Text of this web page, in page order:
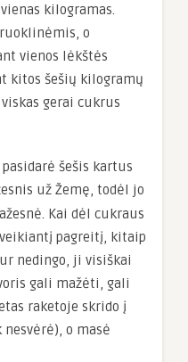
kilogramas.
o
vienos lėkštės
kitos šešių kilogramų
gerai cukrus
šešis kartus
už Žemę, todėl jo
Kai dėl cukraus
pagreitį, kitaip
nedingo, ji visiškai
gali mažėti, gali
raketoje skrido į
o masė